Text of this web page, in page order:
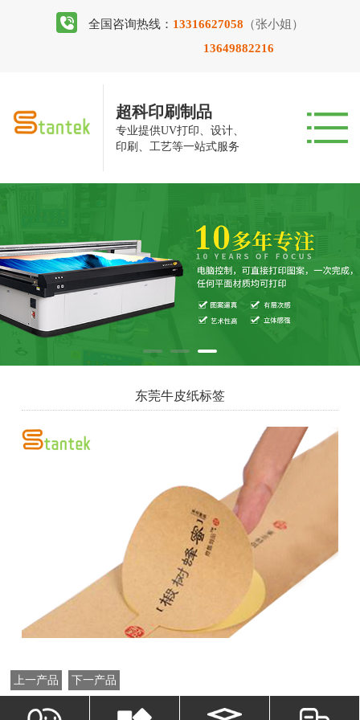
全国咨询热线： 13316627058 （张小姐）
13649882216
超科印刷制品
专业提供UV打印、设计、
印刷、工艺等一站式服务
东莞牛皮纸标签
上一产品 下一产品